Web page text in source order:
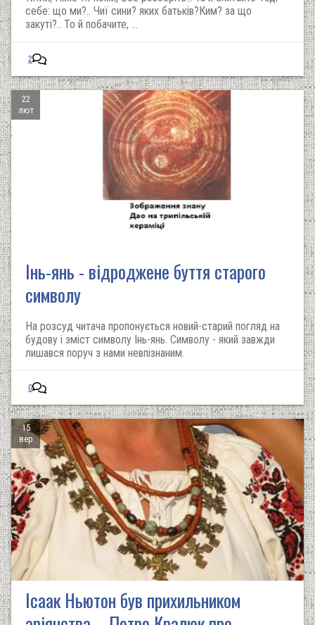
себе: що ми?.. Чиї сини? яких батьків?Ким? за що
закуті?.. То й побачите, …
2
22
лют
Інь-янь - відроджене буття старого
символу
На розсуд читача пропонується новий-старий погляд на
будову і зміст символу Інь-янь. Символу - який завжди
лишався поруч з нами невпізнаним.
0
15
вер
Ісаак Ньютон був прихильником